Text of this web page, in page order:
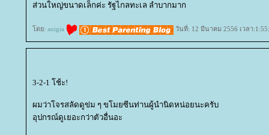
ส่วนใหญ่ขนาดเล็กค่ะ รัฐไกลทะเล ลำบากมาก
ดย: anigia วันที่: 12 มีนาคม 2556 เวลา
3-2-1 โช้ะ!
ผมว่าโจรสลัดดูข่ม ๆ ขโมยซีนท่านผู้นำนิดหน่อยนะครับ
อุปกรณ์ดูเยอะกว่าตัวอื่นอะ